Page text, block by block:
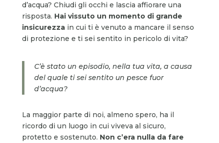
d’acqua? Chiudi gli occhi e lascia affiorare una
risposta. Hai vissuto un momento di grande
insicurezzain cui ti è venuto a mancare il senso
di protezione e ti sei sentito in pericolo di vita?
C’è stato un episodio, nella tua vita, a causa
del quale ti sei sentito un pesce fuor
d’acqua?
La maggior parte di noi, almeno spero, ha il
ricordo di un luogo in cui viveva al sicuro,
protetto e sostenuto. Non c’era nulla da fare